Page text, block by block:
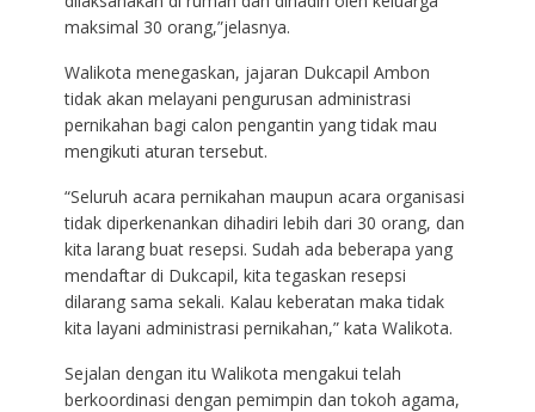
maksimal 30 orang,”jelasnya.
Walikota menegaskan, jajaran Dukcapil Ambon
tidak akan melayani pengurusan administrasi
pernikahan bagi calon pengantin yang tidak mau
mengikuti aturan tersebut.
“Seluruh acara pernikahan maupun acara organisasi
tidak diperkenankan dihadiri lebih dari 30 orang, dan
kita larang buat resepsi. Sudah ada beberapa yang
mendaftar di Dukcapil, kita tegaskan resepsi
dilarang sama sekali. Kalau keberatan maka tidak
kita layani administrasi pernikahan,” kata Walikota.
Sejalan dengan itu Walikota mengakui telah
berkoordinasi dengan pemimpin dan tokoh agama,